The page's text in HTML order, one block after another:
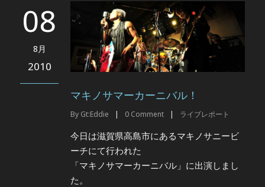
08
8月
2010
マキノサマーカーニバル！
By Gt:Eddie | 0 Comment | ライブレポート
今日は滋賀県高島市にあるマキノサニービ
ーチにて行われた
「マキノサマーカーニバル」に出演しまし
た。